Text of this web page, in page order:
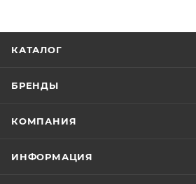
КАТАЛОГ
БРЕНДЫ
КОМПАНИЯ
ИНФОРМАЦИЯ